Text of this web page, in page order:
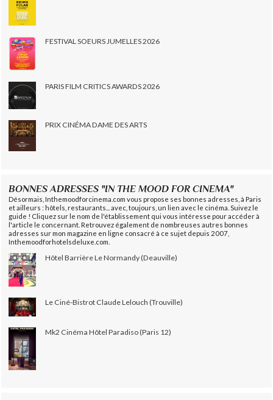
FESTIVAL SOEURS JUMELLES 2026
PARIS FILM CRITICS AWARDS 2026
PRIX CINÉMA DAME DES ARTS
BONNES ADRESSES "IN THE MOOD FOR CINEMA"
Désormais, Inthemoodforcinema.com vous propose ses bonnes adresses, à Paris
et ailleurs : hôtels, restaurants... avec, toujours, un lien avec le cinéma. Suivez le
guide ! Cliquez sur le nom de l'établissement qui vous intéresse pour accéder à
l'article le concernant. Retrouvez également de nombreuses autres bonnes
adresses sur mon magazine en ligne consacré à ce sujet depuis 2007,
Inthemoodforhotelsdeluxe.com.
Hôtel Barrière Le Normandy (Deauville)
Le Ciné-Bistrot Claude Lelouch (Trouville)
Mk2 Cinéma Hôtel Paradiso (Paris 12)